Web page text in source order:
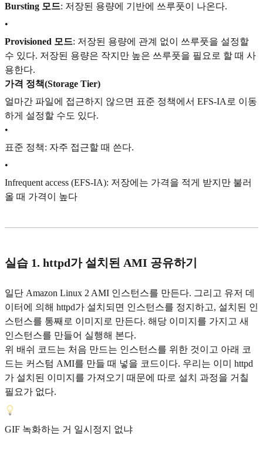
Bursting 모드: 저장된 용량에 기반에 쓰루풋이 나온다.
•
Provisioned 모드: 저장된 용량에 관계 없이 쓰루풋을 설정할
수 있다. 저장된 용량은 작지만 높은 쓰루풋을 필요로 할 때 사
용한다.
가격 정책(Storage Tier)
얼마간 파일에 접근하지 않으면 표준 정책에서 EFS-IA로 이동
하게 설정할 수도 있다.
•
표준 정책: 자주 접근할 때 쓴다.
•
Infrequent access (EFS-IA): 저장에는 가격을 적게 받지만 불러
올 때 가격이 높다
실습 1. httpd가 설치된 AMI 공유하기
일단 Amazon Linux 2 AMI 인스턴스를 만든다. 그리고 유저 데
이터에 의해 httpd가 설치되면 인스턴스를 정지하고, 설치된 인
스턴스를 통째로 이미지로 만든다. 해당 이미지를 가지고 새
인스턴스를 만들어 실행해 본다.
위 배쉬 코드는 처음 만드는 인스턴스를 위한 것이고 아래 코
드는 커스텀 AMI를 만들 때 넣을 코드이다. 우리는 이미 httpd
가 설치된 이미지를 가져오기 때문에 따로 설치 과정을 거칠
필요가 없다.
GIF 녹화하는 거 일시정지 없냐